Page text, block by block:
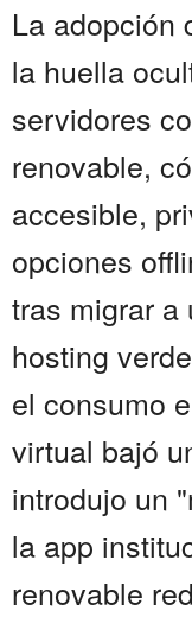
La adopción
la huella
servidores
renovable,
accesible,
opciones
tras migrar a
hosting
el consumo
virtual bajó
introdujo un
la app
renovable